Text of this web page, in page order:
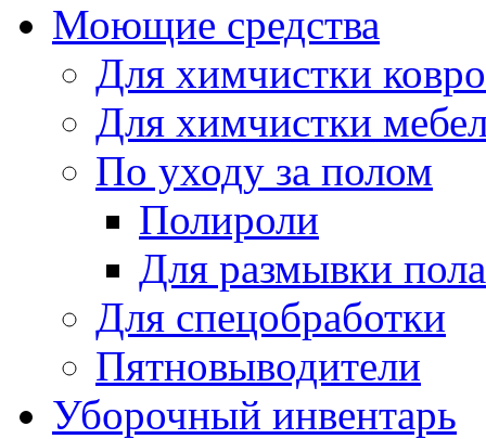
Моющие средства
Для химчистки
Для химчистки
По уходу за полом
Полироли
Для размывки пола
Для спецобработки
Пятновыводители
Уборочный инвентарь